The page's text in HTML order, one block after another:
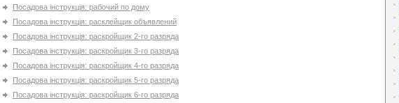
Посадова інструкція: рабочий по дому
Посадова інструкція: расклейщик объявлений
Посадова інструкція: раскройщик 2-го разряда
Посадова інструкція: раскройщик 3-го разряда
Посадова інструкція: раскройщик 4-го разряда
Посадова інструкція: раскройщик 5-го разряда
Посадова інструкція: раскройщик 6-го разряда